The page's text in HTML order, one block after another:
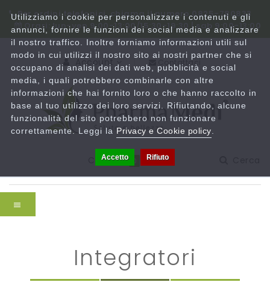
Per ordini telefonici, chiama il numero 0825-780833
Orari: lun-ven 9:00-13:00/15:30-19:30 | sab 9:00-13:00
Account Contattaci
Carrello
integratori
Utilizziamo i cookie per personalizzare i contenuti e gli
annunci, fornire le funzioni dei social media e analizzare
il nostro traffico. Inoltre forniamo informazioni utili sul
modo in cui utilizzi il nostro sito ai nostri partner che si
occupano di analisi dei dati web, pubblicità e social
media, i quali potrebbero combinarle con altre
informazioni che hai fornito loro o che hanno raccolto in
base al tuo utilizzo dei loro servizi. Rifiutando, alcune
funzionalità del sito potrebbero non funzionare
correttamente. Leggi la Privacy e Cookie policy
Accetto Rifiuto